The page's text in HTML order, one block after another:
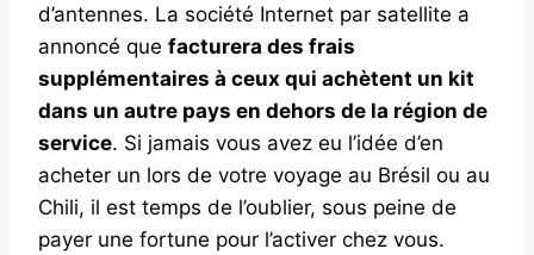
d’antennes. La société Internet par satellite a
annoncé que facturera des frais
supplémentaires à ceux qui achètent un kit
dans un autre pays en dehors de la région de
service. Si jamais vous avez eu l’idée d’en
acheter un lors de votre voyage au Brésil ou au
Chili, il est temps de l’oublier, sous peine de
payer une fortune pour l’activer chez vous.